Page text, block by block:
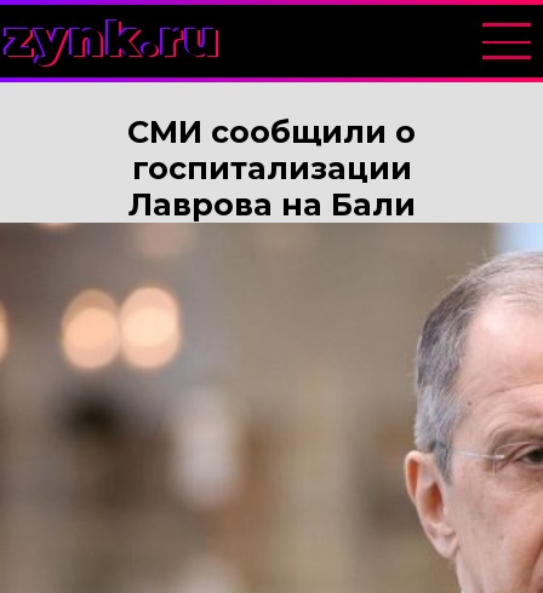
zynk.ru
СМИ сообщили о
госпитализации
Лаврова на Бали